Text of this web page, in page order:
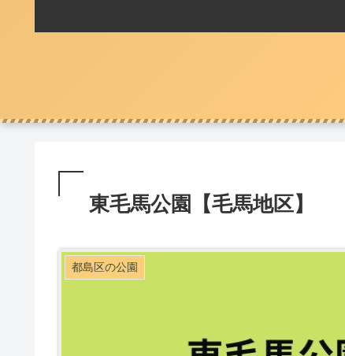
東毛馬公園【毛馬地区】
都島区の公園